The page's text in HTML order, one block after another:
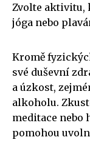
Zvolte aktivitu,
jóga nebo
Kromě
své duševní
a úzkost,
alkoholu.
meditace nebo
pomohou